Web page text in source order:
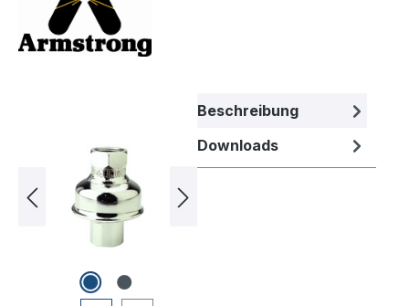
Bildergalerie überspringenBeschreibung
Downloads